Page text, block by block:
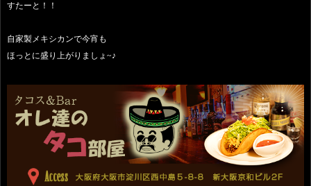
すたーと！！
自家製メキシカンで今宵も
ほっとに盛り上がりましょ~♪